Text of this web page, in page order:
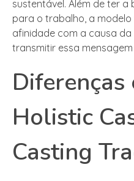
sustentável. Além de ter a
para o trabalho, a
afinidade com a causa
transmitir essa
Diferenças
Holistic
Casting